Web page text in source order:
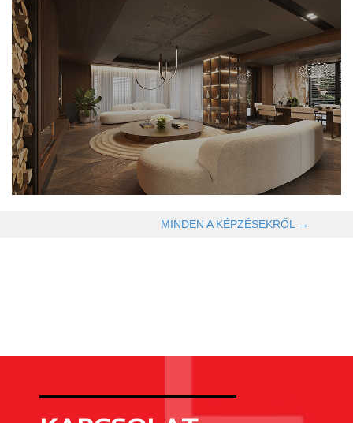
MINDEN A KÉPZÉSEKRŐL →